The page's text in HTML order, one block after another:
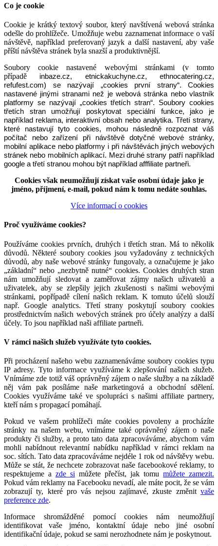
Co je cookie
Cookie je krátký textový soubor, který navštívená webová stránka
odešle do prohlížeče. Umožňuje webu zaznamenat informace o vaší
návštěvě, například preferovaný jazyk a další nastavení, aby vaše
příští návštěva stránek byla snazší a produktivnější.
Soubory cookie nastavené webovými stránkami (v tomto
případě inbaze.cz, etnickakuchyne.cz,ethnocatering.cz,
refufest.com) se nazývají „cookies první strany“. Cookies
nastavené jinými stranami než je webová stránka nebo vlastník
platformy se nazývají „cookies třetích stran“. Soubory cookies
třetích stran umožňují poskytovat speciální funkce, jako je
například reklama, interaktivní obsah nebo analytika. Třetí strany,
které nastavují tyto cookies, mohou následně rozpoznat váš
počítač nebo zařízení při návštěvě dotyčné webové stránky,
mobilní aplikace nebo platformy i při návštěvách jiných webových
stránek nebo mobilních aplikací. Mezi druhé strany patří například
google a třetí stranou mohou být například afffiliate partneři.
Cookies však neumožňují získat vaše osobní údaje jako je
jméno, příjmení, e-mail, pokud nám k tomu nedáte souhlas.
Více informací o cookies
Proč využíváme cookies?
Používáme cookies prvních, druhých i třetích stran. Má to několik
důvodů. Některé soubory cookies jsou vyžadovány z technických
důvodů, aby naše webové stránky fungovaly, a označujeme je jako
„základní“ nebo „nezbytně nutné“ cookies. Cookies druhých stran
nám umožňují sledovat a zaměřovat zájmy našich uživatelů a
uživatelek, aby se zlepšily jejich zkušenosti s našimi webovými
stránkami, popřípadě cílení našich reklam. K tomuto účelů slouží
např. Google analytics. Třetí strany poskytují soubory cookies
prostřednictvím našich webových stránek pro účely analýzy a další
účely. To jsou například naši affiliate partneři.
V rámci našich služeb využíváte tyto cookies.
Při procházení našeho webu zaznamenáváme soubory cookies typu
IP adresy. Tyto informace využíváme k zlepšování našich služeb.
Vnímáme zde totiž váš oprávněný zájem o naše služby a na základě
něj vám pak posíláme naše marketingová a obchodní sdělení.
Cookies využíváme také ve spolupráci s našimi affiliate partnery,
kteří nám s propagací pomáhají.
Pokud ve vašem prohlížeči máte cookies povoleny a procházíte
stránky na našem webu, vnímáme také oprávněný zájem o naše
produkty či služby, a proto tato data zpracováváme, abychom vám
mohli nabídnout relevantní nabídku například v rámci reklam na
soc. sítích. Tato data zpracováváme nejdéle 1 rok od návštěvy webu.
Může se stát, že nechcete zobrazovat naše facebookové reklamy, to
respektujeme a zde si můžete přečíst, jak tomu můžete zamezit.
Pokud vám reklamy na Facebooku nevadí, ale máte pocit, že se vám
zobrazují ty, které pro vás nejsou zajímavé, zkuste změnit vaše
preference zde.
Informace shromážděné pomocí cookies nám neumožňují
identifikovat vaše jméno, kontaktní údaje nebo jiné osobní
identifikační údaje, pokud se sami nerozhodnete nám je poskytnout.